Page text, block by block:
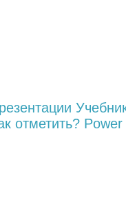
отметить?